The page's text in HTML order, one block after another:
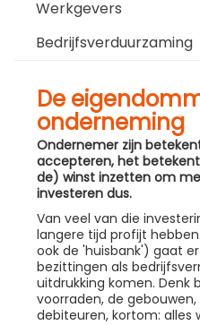
Werkgevers
Bedrijfsverduurzaming
De
onderneming
Ondernemer zijn
accepteren, het
de) winst inzetten om
investeren dus.
Van veel van die
langere tijd profijt
ook de 'huisbank') gaat
bezittingen als
uitdrukking komen. Denk
voorraden, de
debiteuren, kortom: alles